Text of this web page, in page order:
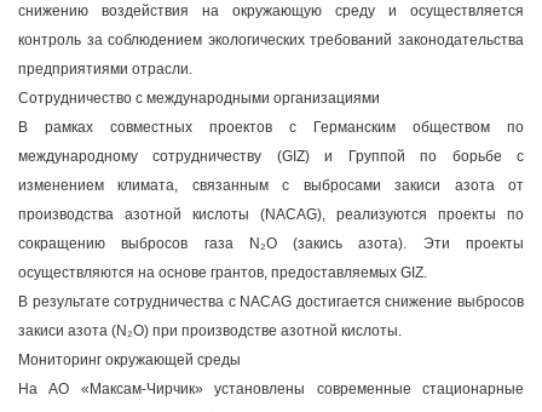
снижению воздействия на окружающую среду и осуществляется
контроль за соблюдением экологических требований законодательства
предприятиями отрасли.
Сотрудничество с международными организациями
В рамках совместных проектов с Германским обществом по
международному сотрудничеству (GIZ) и Группой по борьбе с
изменением климата, связанным с выбросами закиси азота от
производства азотной кислоты (NACAG), реализуются проекты по
сокращению выбросов газа N₂O (закись азота). Эти проекты
осуществляются на основе грантов, предоставляемых GIZ.
В результате сотрудничества с NACAG достигается снижение выбросов
закиси азота (N₂O) при производстве азотной кислоты.
Мониторинг окружающей среды
На АО «Максам-Чирчик» установлены современные стационарные